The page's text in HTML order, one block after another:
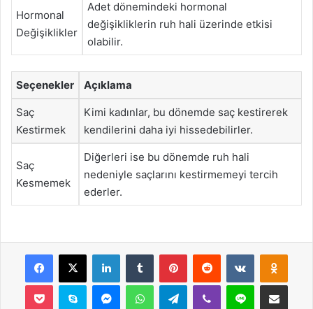
Hormonal
Değişiklikler
Adet dönemindeki hormonal
değişikliklerin ruh hali üzerinde etkisi
olabilir.
Seçenekler Açıklama
Saç
Kestirmek
Kimi kadınlar, bu dönemde saç kestirerek
kendilerini daha iyi hissedebilirler.
Saç
Kesmemek
Diğerleri ise bu dönemde ruh hali
nedeniyle saçlarını kestirmemeyi tercih
ederler.
Facebook
X LinkedInTumblr PinterestReddit VKontakte
Pocket Skype MessengerWhatsAppTelegramViber Line E-Posta ile